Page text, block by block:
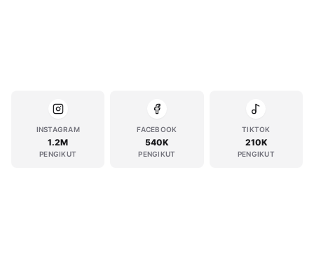
INSTAGRAM
1.2M
PENGIKUT
FACEBOOK
540K
PENGIKUT
TIKTOK
210K
PENGIKUT